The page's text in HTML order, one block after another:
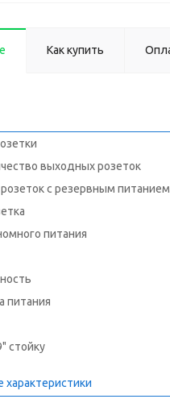
Как купить
выходных розеток
с резервным питанием
питания
питания
стойку
характеристики